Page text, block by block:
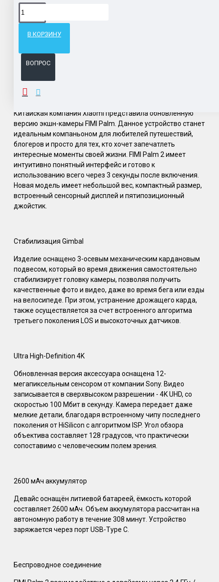
В КОРЗИНУ
ВОПРОС
Доставка товара по всему Таможенному союзу.
ОПИСАНИЕ
Китайская компания Xiaomi представила обновленную
версию экшн-камеры FIMI Palm. Данное устройство станет
идеальным компаньоном для любителей путешествий,
блогеров и просто для тех, кто хочет запечатлеть
интересные моменты своей жизни. FIMI Palm 2 имеет
интуитивно понятный интерфейс и готово к
использованию всего через 3 секунды после включения.
Новая модель имеет небольшой вес, компактный размер,
встроенный сенсорный дисплей и пятипозиционный
джойстик.
Стабилизация Gimbal
Изделие оснащено 3-осевым механическим кардановым
подвесом, который во время движения самостоятельно
стабилизирует головку камеры, позволяя получить
качественные фото и видео, даже во время бега или езды
на велосипеде. При этом, устранение дрожащего карда,
также осуществляется за счет встроенного алгоритма
третьего поколения LOS и высокоточных датчиков.
Ultra High-Definition 4K
Обновленная версия аксессуара оснащена 12-
мегапиксельным сенсором от компании Sony. Видео
записывается в сверхвысоком разрешении - 4K UHD, со
скоростью 100 Мбит в секунду. Камера передает даже
мелкие детали, благодаря встроенному чипу последнего
поколения от HiSilicon с алгоритмом ISP. Угол обзора
объектива составляет 128 градусов, что практически
сопоставимо с человеческим полем зрения.
2600 мАч аккумулятор
Девайс оснащён литиевой батареей, ёмкость которой
составляет 2600 мАч. Объем аккумулятора рассчитан на
автономную работу в течение 308 минут. Устройство
заряжается через порт USB-Type C.
Беспроводное соединение